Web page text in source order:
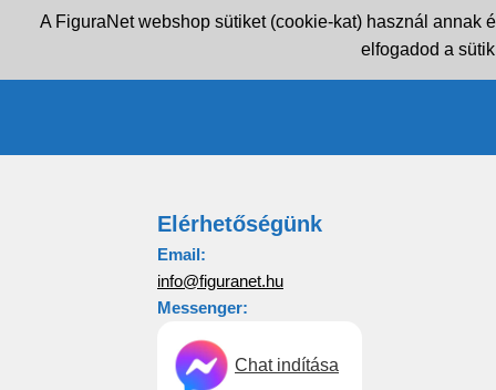
A FiguraNet webshop sütiket (cookie-kat) használ annak
elfogadod a
Elérhetőségünk
Email:
info@figuranet.hu
Messenger:
Chat indítása